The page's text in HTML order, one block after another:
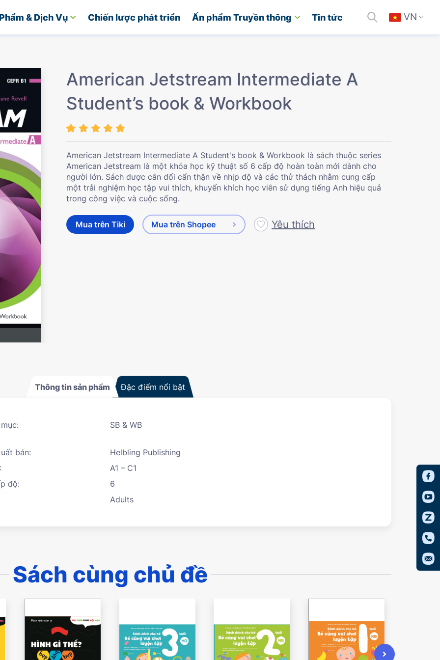
& Dịch Vụ Chiến lược phát triển Ấn phẩm Truyền thông Tin tức VN
American Jetstream Intermediate A
Student’s book & Workbook
American Jetstream Intermediate A Student's book & Workbook là sách thuộc series
American Jetstream là một khóa học kỹ thuật số 6 cấp độ hoàn toàn mới dành cho
người lớn. Sách được cân đối cẩn thận về nhịp độ và các thử thách nhằm cung cấp
một trải nghiệm học tập vui thích, khuyến khích học viên sử dụng tiếng Anh hiệu quả
trong công việc và cuộc sống.
Mua trên Tiki Mua trên Shopee Yêu thích
Thông tin sản phẩm Đặc điểm nổi bật
SB & WB
bản:
Helbling Publishing
A1 – C1
độ:
6
Adults
Sách cùng chủ đề